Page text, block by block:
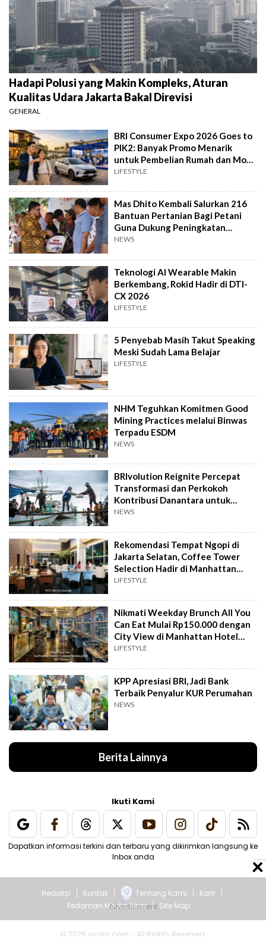
Hadapi Polusi yang Makin Kompleks, Aturan
Kualitas Udara Jakarta Bakal Direvisi
GENERAL
BRI Consumer Expo 2026 Goes to
PIK2: Banyak Promo Menarik
untuk Pembelian Rumah dan Mobil
Baru
LIFESTYLE
Mas Dhito Kembali Salurkan 216
Bantuan Pertanian Bagi Petani
Guna Dukung Peningkatan
Produksi
NEWS
Teknologi AI Wearable Makin
Berkembang, Rokid Hadir di DTI-
CX 2026
LIFESTYLE
5 Penyebab Masih Takut Speaking
Meski Sudah Lama Belajar
LIFESTYLE
NHM Teguhkan Komitmen Good
Mining Practices melalui Binwas
Terpadu ESDM
NEWS
BRIvolution Reignite Percepat
Transformasi dan Perkokoh
Kontribusi Danantara untuk
Ekonomi Nasional
NEWS
Rekomendasi Tempat Ngopi di
Jakarta Selatan, Coffee Tower
Selection Hadir di Manhattan
Hotel Jakarta
LIFESTYLE
Nikmati Weekday Brunch All You
Can Eat Mulai Rp150.000 dengan
City View di Manhattan Hotel
Jakarta
LIFESTYLE
KPP Apresiasi BRI, Jadi Bank
Terbaik Penyalur KUR Perumahan
NEWS
Berita Lainnya
Ikuti Kami
Dapatkan informasi terkini dan terbaru yang dikirimkan langsung ke
Inbox anda
Redaksi Kontak Tentang Kami
Karir
Pedoman Media Siber
Site Map
© 2026 suara.com - All Rights Reserved.